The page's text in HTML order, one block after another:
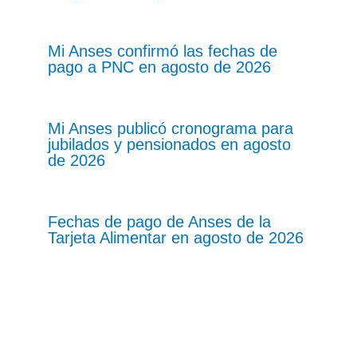
Mi Anses confirmó las fechas de
pago a PNC en agosto de 2026
Mi Anses publicó cronograma para
jubilados y pensionados en agosto
de 2026
Fechas de pago de Anses de la
Tarjeta Alimentar en agosto de 2026